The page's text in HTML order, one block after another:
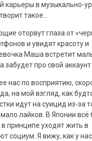
карьеры в музыкально-
такое…
оторвут глаза от
и увидят красоту и
Маша встретит
про свой
нас по восприятию,
на мой взгляд, как
идут на суицид из-за
лайков. В Японии
принципе уходят жить в
социум. Я вижу, как у